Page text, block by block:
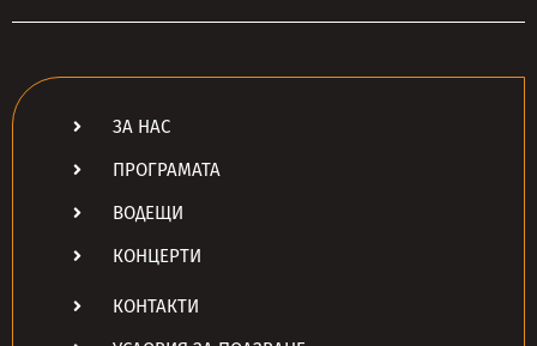
ЗА НАС
ПРОГРАМАТА
ВОДЕЩИ
КОНЦЕРТИ
КОНТАКТИ